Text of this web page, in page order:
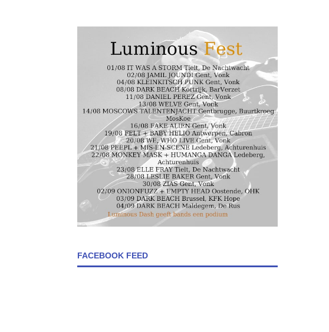
FACEBOOK FEED